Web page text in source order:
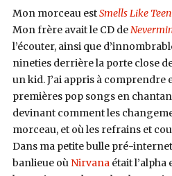
Mon morceau estSmells Like
Mon frère avait le CD de
l’écouter, ainsi que
nineties derrière la porte close
un kid. J’ai appris à comprendre
premières pop songs en
devinant comment les
morceau, et où les refrains et
Dans ma petite bulle pré-
banlieue où Nirvanaétait l’alpha